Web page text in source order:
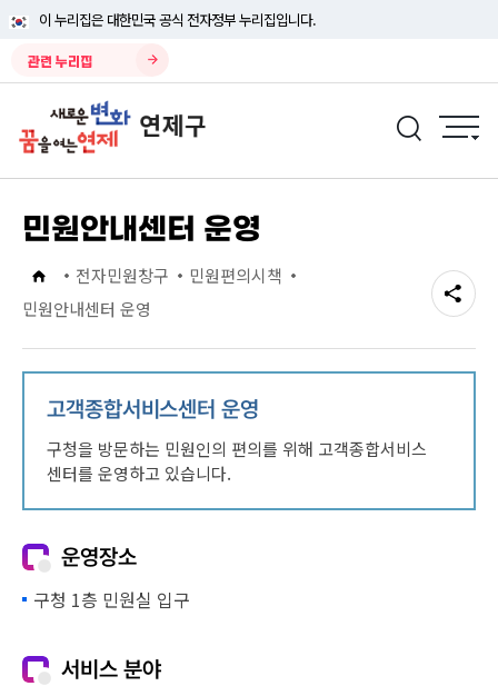
이 누리집은 대한민국 공식 전자정부 누리집입니다.
관련 누리집
민원안내센터 운영
전자민원창구
민원편의시책
민원안내센터 운영
고객종합서비스센터 운영
구청을 방문하는 민원인의 편의를 위해 고객종합서비스
센터를 운영하고 있습니다.
운영장소
구청 1층 민원실 입구
서비스 분야